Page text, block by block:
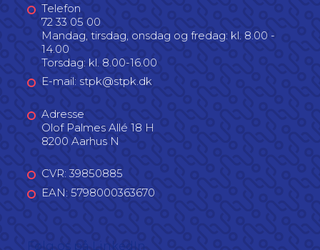
Telefon
72 33 05 00
Mandag, tirsdag, onsdag og fredag: kl. 8.00 -
14.00
Torsdag: kl. 8.00-16.00
E-mail: stpk@stpk.dk
Adresse
Olof Palmes Allé 18 H
8200 Aarhus N
CVR: 39850885
EAN: 5798000363670